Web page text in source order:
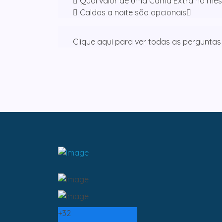
Caldos a noite são opcionais
Clique aqui para ver todas as
+32